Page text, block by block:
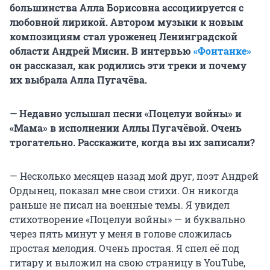
большинства Алла Борисовна ассоциируется с
любовной лирикой. Автором музыки к новым
композициям стал уроженец Ленинградской
области Андрей Мисин. В интервью«Фонтанке»
он рассказал, как родились эти треки и почему
их выбрала Алла Пугачёва.
— Недавно услышал песни «Поцелуи войны» и
«Мама» в исполнении Аллы Пугачёвой. Очень
трогательно. Расскажите, когда вы их записали?
— Несколько месяцев назад мой друг, поэт Андрей
Ордынец, показал мне свои стихи. Он никогда
раньше не писал на военные темы. Я увидел
стихотворение «Поцелуи войны» — и буквально
через пять минут у меня в голове сложилась
простая мелодия. Очень простая. Я спел её под
гитару и выложил на свою страницу в YouTube,